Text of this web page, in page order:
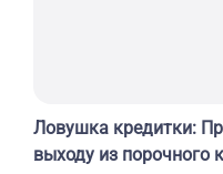
Ловушка кредитки:
выходу из порочного